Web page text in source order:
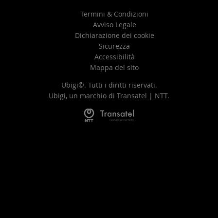
Termini & Condizioni
Avviso Legale
Dichiarazione dei cookie
Sicurezza
Accessibilità
Mappa del sito
Ubigi©. Tutti i diritti riservati.
Ubigi, un marchio di Transatel | NTT.